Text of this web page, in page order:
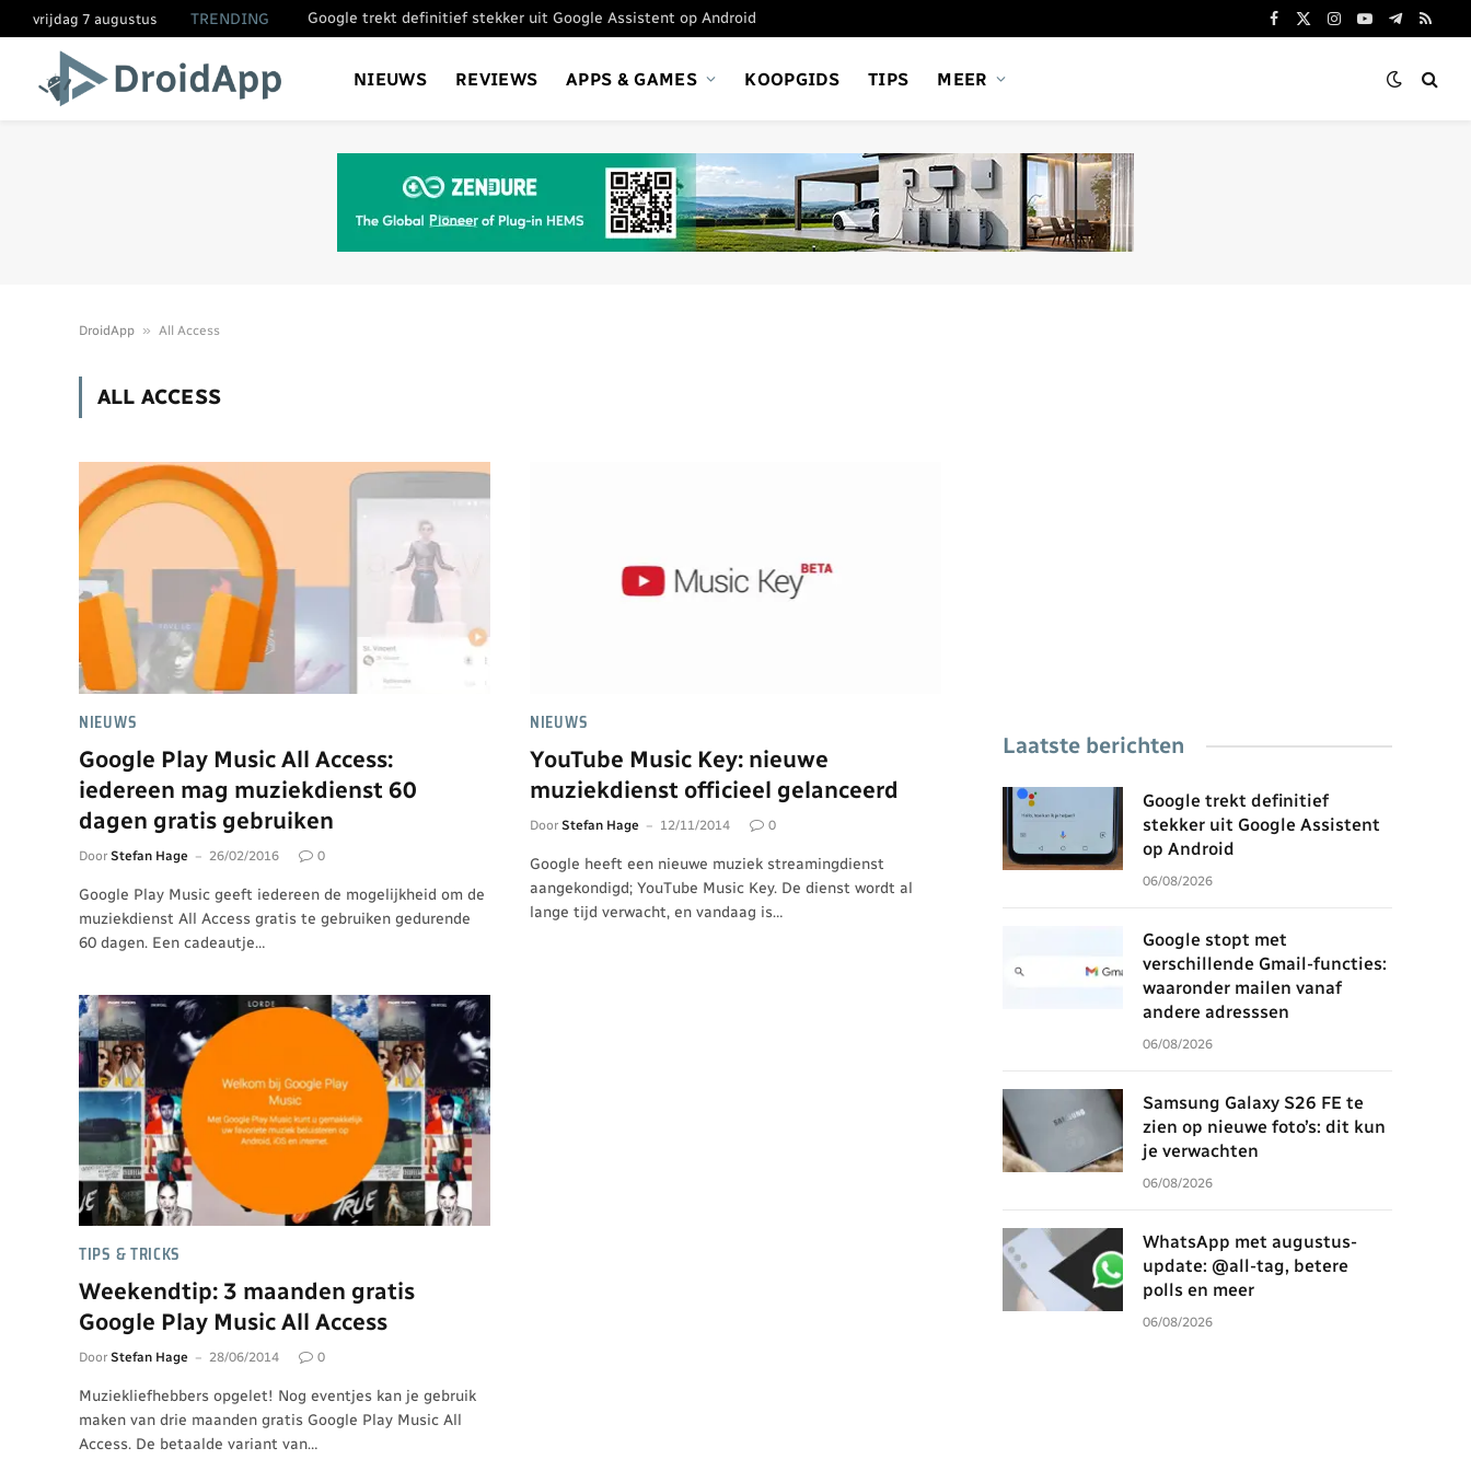
vrijdag 7 augustus TRENDING Google trekt definitief stekker uit Google Assistent op Android
Facebook
X
Instagram
YouTube
Telegram
RSS
NIEUWS REVIEWS APPS & GAMES KOOPGIDS TIPS MEER
DroidApp » All Access
ALL ACCESS
NIEUWS
Google Play Music All Access:
iedereen mag muziekdienst 60
dagen gratis gebruiken
Door Stefan Hage 26/02/2016 0
Google Play Music geeft iedereen de mogelijkheid om de
muziekdienst All Access gratis te gebruiken gedurende
60 dagen. Een cadeautje…
NIEUWS
YouTube Music Key: nieuwe
muziekdienst officieel gelanceerd
Door Stefan Hage 12/11/2014 0
Google heeft een nieuwe muziek streamingdienst
aangekondigd; YouTube Music Key. De dienst wordt al
lange tijd verwacht, en vandaag is…
TIPS & TRICKS
Weekendtip: 3 maanden gratis
Google Play Music All Access
Door Stefan Hage 28/06/2014 0
Muziekliefhebbers opgelet! Nog eventjes kan je gebruik
maken van drie maanden gratis Google Play Music All
Access. De betaalde variant van…
Laatste berichten
Google trekt definitief
stekker uit Google Assistent
op Android
06/08/2026
Google stopt met
verschillende Gmail-functies:
waaronder mailen vanaf
andere adresssen
06/08/2026
Samsung Galaxy S26 FE te
zien op nieuwe foto’s: dit kun
je verwachten
06/08/2026
WhatsApp met augustus-
update: @all-tag, betere
polls en meer
06/08/2026